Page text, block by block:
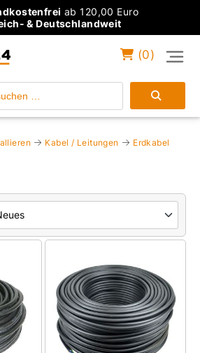
ab 120,00 Euro
& Deutschlandweit
Einloggen
(0)
Kabel / Leitungen Erdkabel